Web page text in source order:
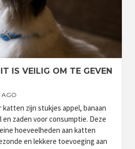
IS VEILIG OM TE GEVEN
AGO
zijn stukjes appel, banaan
en zaden voor consumptie. Deze
hoeveelheden aan katten
en lekkere toevoeging aan